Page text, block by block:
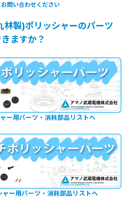
問い合わせください
林製)ポリッシャーのパーツ
ますか？
用パーツ・消耗部品リストへ
ー用パーツ・消耗部品リストへ